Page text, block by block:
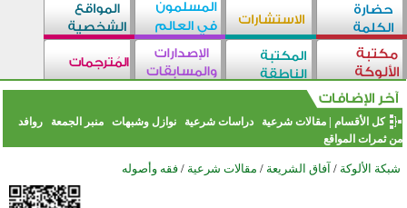
كل الأقسام |مقالات شرعية دراسات شرعية نوازل وشبهات منبر الجمعة
روافد
من ثمرات المواقع
شبكة الألوكة / آفاق الشريعة / مقالات شرعية / فقه وأصوله